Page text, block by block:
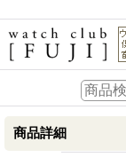
商品詳細